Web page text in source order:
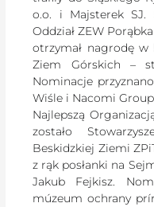
o.o. i Majsterek SJ.
Oddział ZEW
otrzymał nagrodę
Ziem Górskich –
Nominacje
Wiśle i Nacomi Group
Najlepszą
zostało
Beskidzkiej Ziemi
z rąk posłanki na
Jakub Fejkisz.
múzeum ochrany